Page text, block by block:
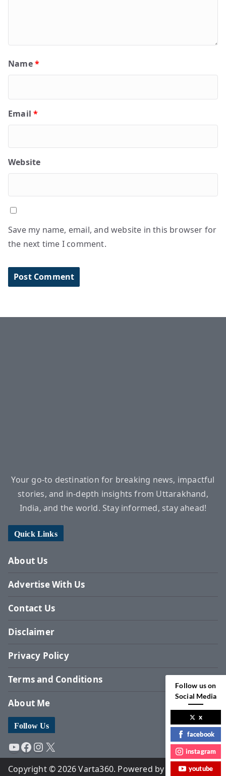
Name*
Email*
Website
Save my name, email, and website in this browser for
the next time I comment.
Your go-to destination for breaking news, impactful
stories, and in-depth insights from Uttarakhand,
India, and the world. Stay informed, stay ahead!
Quick Links
About Us
Advertise With Us
Contact Us
Disclaimer
Privacy Policy
Terms and Conditions
About Me
Follow Us
YouTube
Facebook
Instagram
X
Copyright © 2026 Varta360. Powered by Surbhi
Follow us on
Social Media
x
facebook
instagram
youtube